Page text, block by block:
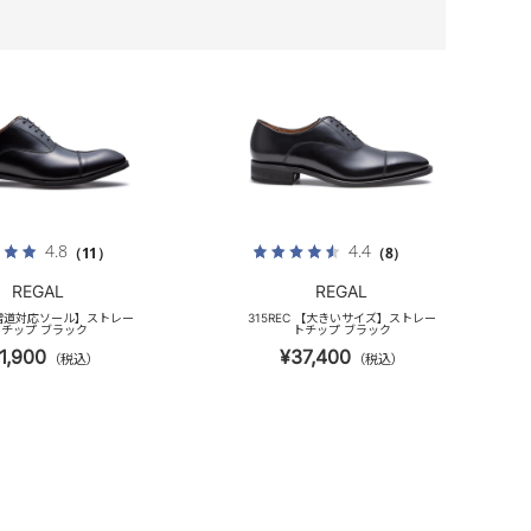
4.8 （11）
REGAL
道対応ソール】ストレー
ップ ブラック
（税込）
4.4（8）
REGAL
315REC 【大きいサイズ】ストレー
トチップ ブラック
¥37,400 （税込）